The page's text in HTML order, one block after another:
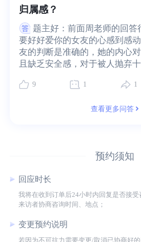
归属感？
题主好：前面周老师的回答
要好好爱你的女友的心感到感
友的判断是准确的，她的内心
且缺乏安全感，对于被人抛弃
9 1 1
查看更多问答
预约须知
回应时长
我将在收到订单后24小时内回复是否接
来访者协商咨询时间、地点；
变更预约说明
若因为不可抗力需要变更/取消已协商好